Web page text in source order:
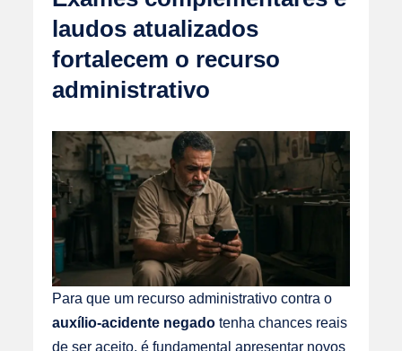
laudos atualizados
fortalecem o recurso
administrativo
Para que um recurso administrativo contra o
auxílio-acidente negado tenha chances reais
de ser aceito, é fundamental apresentar novos